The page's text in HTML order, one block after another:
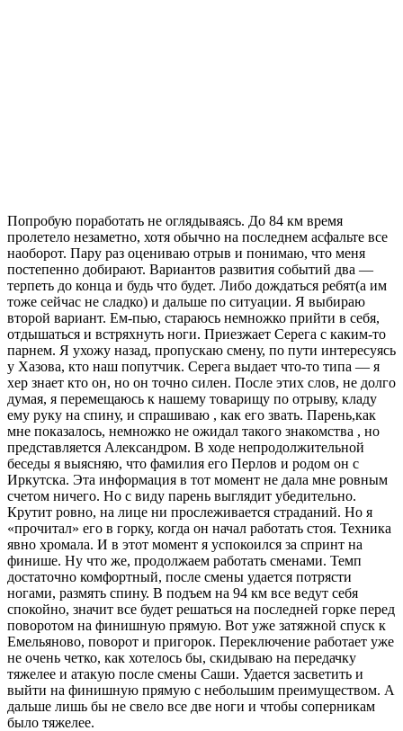
Попробую поработать не оглядываясь. До 84 км время
пролетело незаметно, хотя обычно на последнем асфальте все
наоборот. Пару раз оцениваю отрыв и понимаю, что меня
постепенно добирают. Вариантов развития событий два —
терпеть до конца и будь что будет. Либо дождаться ребят(а им
тоже сейчас не сладко) и дальше по ситуации. Я выбираю
второй вариант. Ем-пью, стараюсь немножко прийти в себя,
отдышаться и встряхнуть ноги. Приезжает Серега с каким-то
парнем. Я ухожу назад, пропускаю смену, по пути интересуясь
у Хазова, кто наш попутчик. Серега выдает что-то типа — я
хер знает кто он, но он точно силен. После этих слов, не долго
думая, я перемещаюсь к нашему товарищу по отрыву, кладу
ему руку на спину, и спрашиваю , как его звать. Парень,как
мне показалось, немножко не ожидал такого знакомства , но
представляется Александром. В ходе непродолжительной
беседы я выясняю, что фамилия его Перлов и родом он с
Иркутска. Эта информация в тот момент не дала мне ровным
счетом ничего. Но с виду парень выглядит убедительно.
Крутит ровно, на лице ни прослеживается страданий. Но я
«прочитал» его в горку, когда он начал работать стоя. Техника
явно хромала. И в этот момент я успокоился за спринт на
финише. Ну что же, продолжаем работать сменами. Темп
достаточно комфортный, после смены удается потрясти
ногами, размять спину. В подъем на 94 км все ведут себя
спокойно, значит все будет решаться на последней горке перед
поворотом на финишную прямую. Вот уже затяжной спуск к
Емельяново, поворот и пригорок. Переключение работает уже
не очень четко, как хотелось бы, скидываю на передачку
тяжелее и атакую после смены Саши. Удается засветить и
выйти на финишную прямую с небольшим преимуществом. А
дальше лишь бы не свело все две ноги и чтобы соперникам
было тяжелее.